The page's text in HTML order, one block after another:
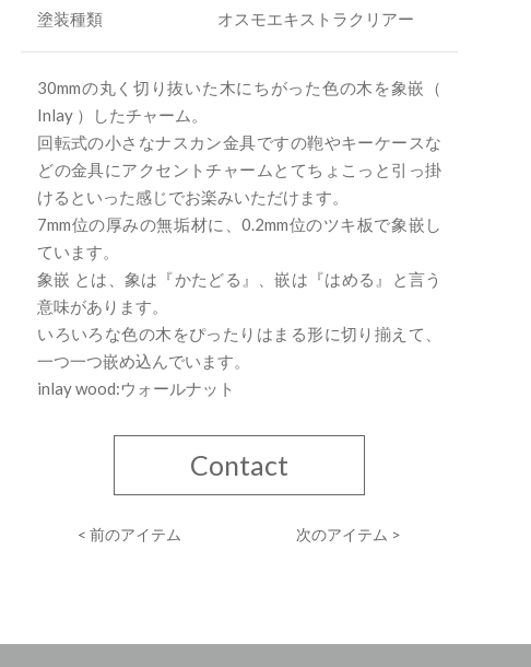
塗装種類
オスモエキストラクリアー
30mmの丸く切り抜いた木にちがった色の木を象嵌（
Inlay ）したチャーム。
回転式の小さなナスカン金具ですの鞄やキーケースな
どの金具にアクセントチャームとてちょこっと引っ掛
けるといった感じでお楽みいただけます。
7mm位の厚みの無垢材に、0.2mm位のツキ板で象嵌し
ています。
象嵌 とは、象は『かたどる』、嵌は『はめる』と言う
意味があります。
いろいろな色の木をぴったりはまる形に切り揃えて、
一つ一つ嵌め込んでいます。
inlay wood:ウォールナット
Contact
< 前のアイテム 次のアイテム >